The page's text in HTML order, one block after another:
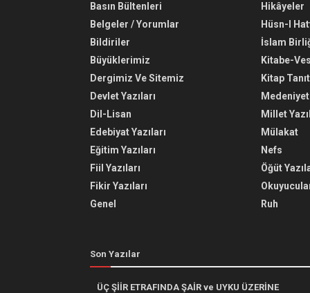
Basın Bültenleri
Belgeler / Yorumlar
Bildiriler
Büyüklerimiz
Dergimiz Ve Sitemiz
Devlet Yazıları
Dil-Lisan
Edebiyat Yazıları
Eğitim Yazıları
Fiil Yazıları
Fikir Yazıları
Genel
Hikâyeler
Hüsn-I
İslam
Kitabe-
Kitap
Medeniyet
Millet
Mülakat
Nefs
Öğüt
Ruh
Son Yazılar
ÜÇ ŞİİR ETRAFINDA ŞAİR ve UYKU ÜZERİNE